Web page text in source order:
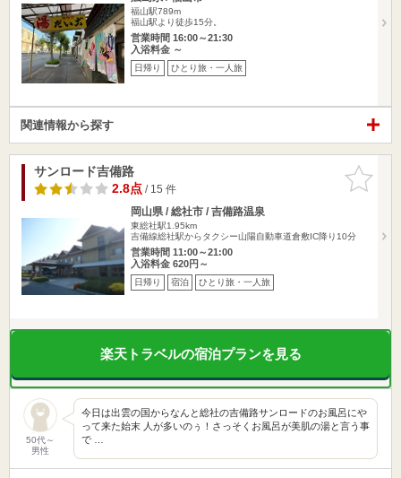
福山駅789m
福山駅より徒歩15分。
営業時間 16:00～21:30
入浴料金 ～
日帰り ひとり旅・一人旅
関連情報から探す
お気に入
りに追加
サンロード吉備路
2.8点/ 15 件
岡山県 / 総社市 / 吉備路温泉
東総社駅1.95km
吉備線総社駅からタクシー山陽自動車道倉敷IC降り10分
営業時間 11:00～21:00
入浴料金 620円～
日帰り 宿泊 ひとり旅・一人旅
楽天トラベルの宿泊プランを見る
50代～
男性
今日は出雲の国からなんと総社の吉備路サンロードのお風呂にや
って来た始末 人が多いのぅ！さっそくお風呂が美肌の湯と言う事
で …